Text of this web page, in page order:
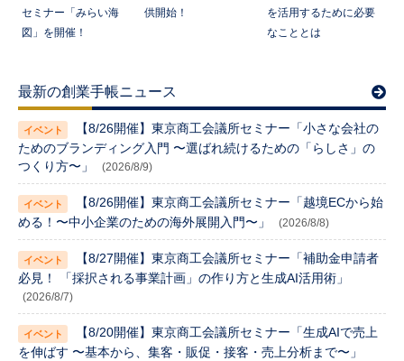
セミナー「みらい海
図」を開催！
供開始！
を活用するために必要
なこととは
最新の創業手帳ニュース
【8/26開催】東京商工会議所セミナー「小さな会社の
ためのブランディング入門 〜選ばれ続けるための「らしさ」の
つくり方〜」
(2026/8/9)
【8/26開催】東京商工会議所セミナー「越境ECから始
める！〜中小企業のための海外展開入門〜」
(2026/8/8)
【8/27開催】東京商工会議所セミナー「補助金申請者
必見！ 「採択される事業計画」の作り方と生成AI活用術」
(2026/8/7)
【8/20開催】東京商工会議所セミナー「生成AIで売上
を伸ばす 〜基本から、集客・販促・接客・売上分析まで〜」